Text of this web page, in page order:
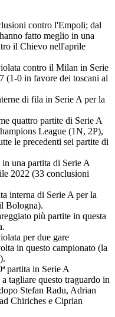
contro l'Empoli; dal
fatto meglio in una
il Chievo nell'aprile
contro il Milan in Serie
(1-0 in favore dei toscani al
di fila in Serie A per la
quattro partite di Serie A
League (1N, 2P),
le precedenti sei partite di
una partita di Serie A
2022 (33 conclusioni
interna di Serie A per la
Bologna).
più partite in questa
per due gare
in questo campionato (la
partita in Serie A
tagliare questo traguardo in
Stefan Radu, Adrian
Chiriches e Ciprian